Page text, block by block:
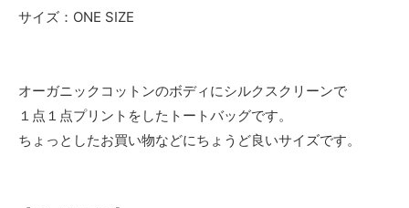
サイズ：ONE SIZE
オーガニックコットンのボディにシルクスクリーンで
１点１点プリントをしたトートバッグです。
ちょっとしたお買い物などにちょうど良いサイズです。